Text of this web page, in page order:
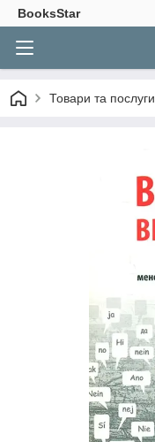
BooksStar
Товари та послуги